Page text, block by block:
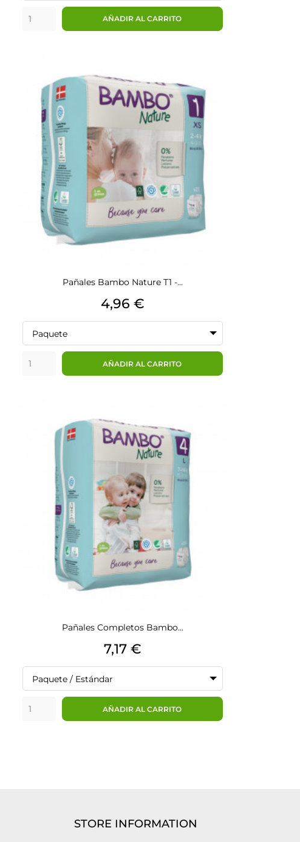
AÑADIR AL CARRITO
Pañales Bambo Nature T1 -...
Precio
4,96 €
Paquete
AÑADIR AL CARRITO
Pañales Completos Bambo...
Precio
7,17 €
Paquete / Estándar
AÑADIR AL CARRITO
STORE INFORMATION